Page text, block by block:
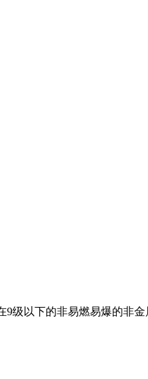
级以下的非易燃易爆的非